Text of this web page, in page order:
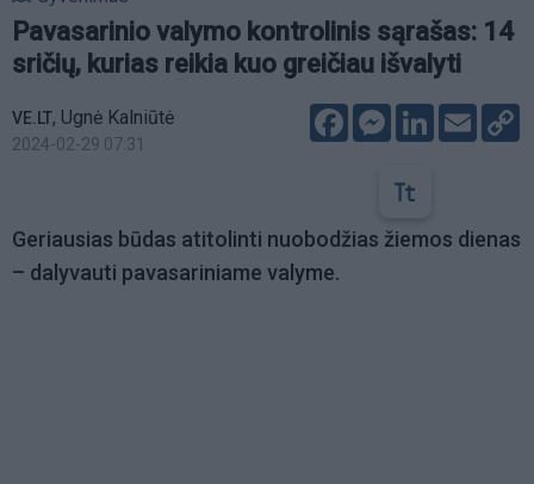
Pavasarinio valymo kontrolinis sąrašas: 14
sričių, kurias reikia kuo greičiau išvalyti
VE.LT, Ugnė Kalniūtė
2024-02-29 07:31
FacebookMessenger
LinkedIn
Email
Geriausias būdas atitolinti nuobodžias žiemos dienas
– dalyvauti pavasariniame valyme.